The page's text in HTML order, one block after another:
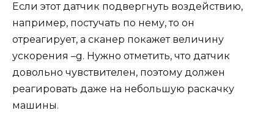
Если этот датчик подвергнуть воздействию,
например, постучать по нему, то он
отреагирует, а сканер покажет величину
ускорения –g. Нужно отметить, что датчик
довольно чувствителен, поэтому должен
реагировать даже на небольшую раскачку
машины.